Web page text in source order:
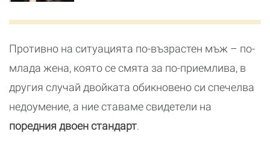
Противно на ситуацията по-възрастен мъж – по-
млада жена, която се смята за по-приемлива, в
другия случай двойката обикновено си спечелва
недоумение, а ние ставаме свидетели на
поредния двоен стандарт.